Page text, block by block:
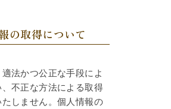
の取得について
法かつ公正な手段によ
、不正な方法による取得
たしません。個人情報の